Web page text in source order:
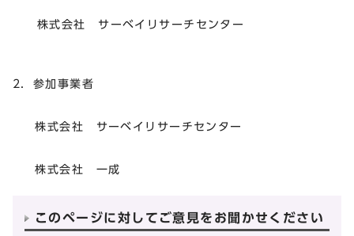
株式会社 サーベイリサーチセンター
2．参加事業者
株式会社 サーベイリサーチセンター
株式会社 一成
このページに対してご意見をお聞かせください